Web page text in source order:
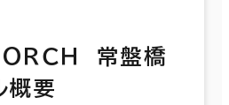
ＯＲＣＨ 常盤橋
概要